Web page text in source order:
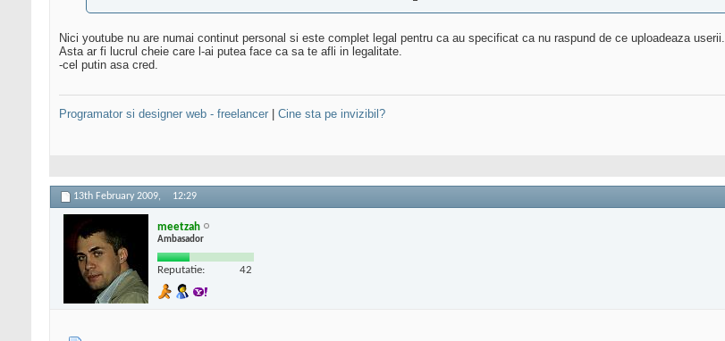
Nici youtube nu are numai continut personal si este complet legal pentru ca au specificat ca nu raspund de ce uploadeaza userii.
Asta ar fi lucrul cheie care l-ai putea face ca sa te afli in legalitate.
-cel putin asa cred.
Programator si designer web - freelancer Cine sta pe invizibil?
13th February 2009, 12:29
meetzah
Ambasador
Reputatie: 42